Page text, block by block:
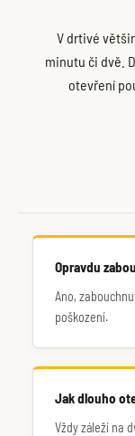
V drtivé
minutu či dvě.
otevření
Opravdu
Ano,
poškození.
Jak dlouho
Vždy záleží na